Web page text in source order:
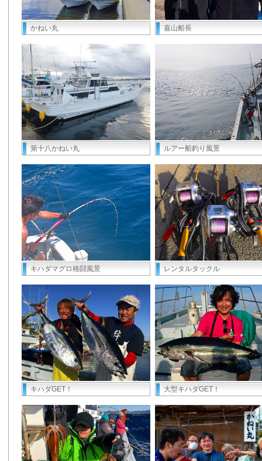
かねい丸 嘉山船長
第十八かねい丸 ルアー船釣り風景
キハダマグロ格闘風景 レンタルタックル
キハダGET！ 大型キハダGET！